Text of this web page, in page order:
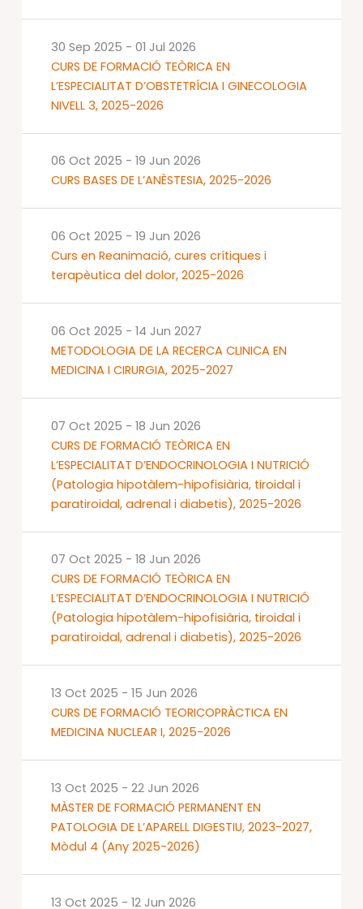
CURS DE FORMACIÓ TEÒRICA EN
L’ESPECIALITAT D’OBSTETRÍCIA I GINECOLOGIA
NIVELL 3, 2025-2026
30 Sep 2025 - 01 Jul 2026
CURS BASES DE L’ANÈSTESIA, 2025-2026
06 Oct 2025 - 19 Jun 2026
Curs en Reanimació, cures crítiques i
terapèutica del dolor, 2025-2026
06 Oct 2025 - 19 Jun 2026
METODOLOGIA DE LA RECERCA CLINICA EN
MEDICINA I CIRURGIA, 2025-2027
06 Oct 2025 - 14 Jun 2027
CURS DE FORMACIÓ TEÒRICA EN
L’ESPECIALITAT D’ENDOCRINOLOGIA I NUTRICIÓ
(Patologia hipotàlem-hipofisiària, tiroidal i
paratiroidal, adrenal i diabetis), 2025-2026
07 Oct 2025 - 18 Jun 2026
CURS DE FORMACIÓ TEÒRICA EN
L’ESPECIALITAT D’ENDOCRINOLOGIA I NUTRICIÓ
(Patologia hipotàlem-hipofisiària, tiroidal i
paratiroidal, adrenal i diabetis), 2025-2026
07 Oct 2025 - 18 Jun 2026
CURS DE FORMACIÓ TEORICOPRÀCTICA EN
MEDICINA NUCLEAR I, 2025-2026
13 Oct 2025 - 15 Jun 2026
MÀSTER DE FORMACIÓ PERMANENT EN
PATOLOGIA DE L’APARELL DIGESTIU, 2023-2027,
Mòdul 4 (Any 2025-2026)
13 Oct 2025 - 22 Jun 2026
13 Oct 2025 - 12 Jun 2026